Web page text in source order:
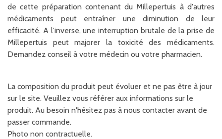
de cette préparation contenant du Millepertuis à d'autres
médicaments peut entraîner une diminution de leur
efficacité. A l'inverse, une interruption brutale de la prise de
Millepertuis peut majorer la toxicité des médicaments.
Demandez conseil à votre médecin ou votre pharmacien.
La composition du produit peut évoluer et ne pas être à jour
sur le site. Veuillez vous référer aux informations sur le
produit. Au besoin n'hésitez pas à nous contacter avant de
passer commande.
Photo non contractuelle.